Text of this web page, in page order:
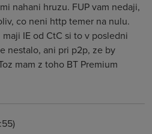
nahani hruzu. FUP vam nedaji,
co neni http temer na nulu.
IE od CtC si to v posledni
nestalo, ani pri p2p, ze by
mam z toho BT Premium